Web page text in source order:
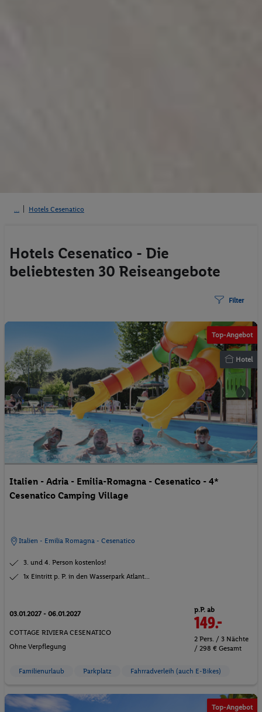
Hotels Cesenatico
Hotels Cesenatico - Die
beliebtesten 30 Reiseangebote
Filter
Top-Angebot
Hotel
Italien - Adria - Emilia-Romagna - Cesenatico - 4*
Cesenatico Camping Village
Italien - Emilia Romagna - Cesenatico
3. und 4. Person kostenlos!
1x Eintritt p. P. in den Wasserpark Atlant...
03.01.2027 - 06.01.2027
COTTAGE RIVIERA CESENATICO
Ohne Verpflegung
p.P. ab
149.-
2 Pers. / 3 Nächte
/ 298 € Gesamt
Familienurlaub Parkplatz Fahrradverleih (auch E-Bikes)
Top-Angebot